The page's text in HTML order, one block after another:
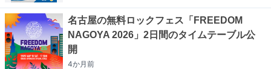
名古屋の無料ロックフェス「FREEDOM
NAGOYA 2026」2日間のタイムテーブル公
開
4か月前